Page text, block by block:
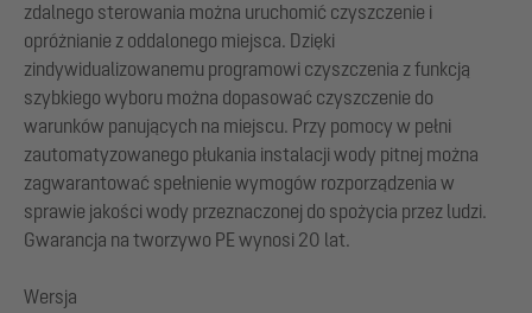
zdalnego sterowania można uruchomić czyszczenie i
opróżnianie z oddalonego miejsca. Dzięki
zindywidualizowanemu programowi czyszczenia z funkcją
szybkiego wyboru można dopasować czyszczenie do
warunków panujących na miejscu. Przy pomocy w pełni
zautomatyzowanego płukania instalacji wody pitnej można
zagwarantować spełnienie wymogów rozporządzenia w
sprawie jakości wody przeznaczonej do spożycia przez ludzi.
Gwarancja na tworzywo PE wynosi 20 lat.
Wersja